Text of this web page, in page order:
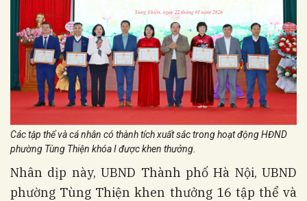
Các tập thể và cá nhân có thành tích xuất sắc trong hoạt động HĐND
phường Tùng Thiện khóa I được khen thưởng.
Nhân dịp này, UBND Thành phố Hà Nội, UBND
phường Tùng Thiện khen thưởng 16 tập thể và